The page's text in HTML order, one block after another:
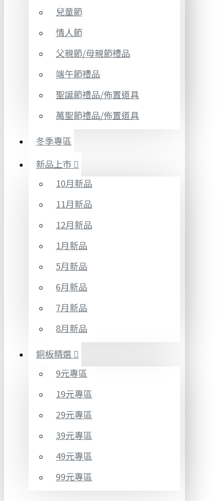
兒童節
情人節
父親節/母親節禮品
端午節禮品
聖誕節禮品/佈置道具
萬聖節禮品/佈置道具
冬季專區
新品上市
10月新品
11月新品
12月新品
1月新品
5月新品
6月新品
7月新品
8月新品
銅板精選
9元專區
19元專區
29元專區
39元專區
49元專區
99元專區